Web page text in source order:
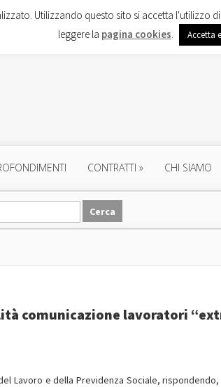
CONTRATTI » CHI SIAMO
comunicazione lavoratori
Lavoro e della Previdenza Sociale, rispondendo,
Utilizzando questo sito si accetta
leggere la pagina cookies. Accetta